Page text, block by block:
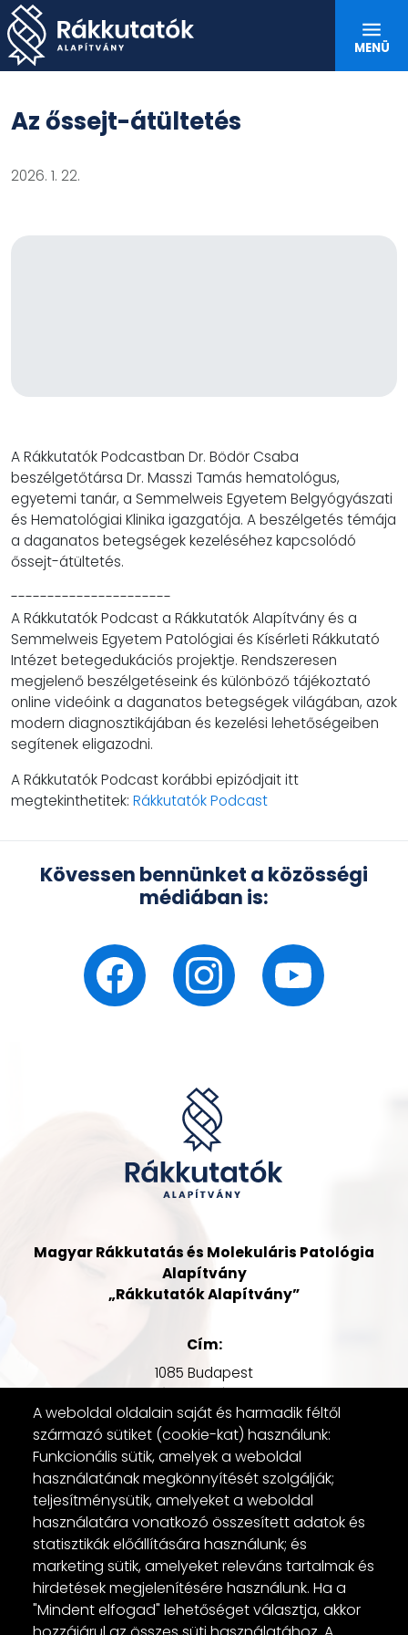
Ugrás a tartalomra
MENÜ
Az őssejt-átültetés
2026. 1. 22.
A Rákkutatók Podcastban Dr. Bödör Csaba
beszélgetőtársa Dr. Masszi Tamás hematológus,
egyetemi tanár, a Semmelweis Egyetem Belgyógyászati
és Hematológiai Klinika igazgatója. A beszélgetés témája
a daganatos betegségek kezeléséhez kapcsolódó
őssejt-átültetés.
----------------------
A Rákkutatók Podcast a Rákkutatók Alapítvány és a
Semmelweis Egyetem Patológiai és Kísérleti Rákkutató
Intézet betegedukációs projektje. Rendszeresen
megjelenő beszélgetéseink és különböző tájékoztató
online videóink a daganatos betegségek világában, azok
modern diagnosztikájában és kezelési lehetőségeiben
segítenek eligazodni.
A Rákkutatók Podcast korábbi epizódjait itt
megtekinthetitek: Rákkutatók Podcast
Kövessen bennünket a közösségi
médiában is:
Magyar Rákkutatás és Molekuláris Patológia
Alapítvány
„Rákkutatók Alapítvány”
Cím:
1085 Budapest
József körút 69.
E-mail:
kapcsolat@rakkutatok.hu
Adószám:
19368850-1-42
Bankszámlaszám:
11708049-21452718
A weboldal oldalain saját és harmadik féltől
származó sütiket (cookie-kat) használunk:
Funkcionális sütik, amelyek a weboldal
használatának megkönnyítését szolgálják;
teljesítménysütik, amelyeket a weboldal
használatára vonatkozó összesített adatok és
statisztikák előállítására használunk; és
marketing sütik, amelyeket releváns tartalmak és
hirdetések megjelenítésére használunk. Ha a
"Mindent elfogad" lehetőséget választja, akkor